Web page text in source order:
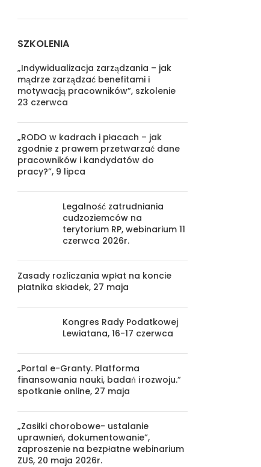
SZKOLENIA
„Indywidualizacja zarządzania – jak
mądrze zarządzać benefitami i
motywacją pracowników”, szkolenie
23 czerwca
„RODO w kadrach i płacach – jak
zgodnie z prawem przetwarzać dane
pracowników i kandydatów do
pracy?”, 9 lipca
Legalność zatrudniania
cudzoziemców na
terytorium RP, webinarium 11
czerwca 2026r.
Zasady rozliczania wpłat na koncie
płatnika składek, 27 maja
Kongres Rady Podatkowej
Lewiatana, 16-17 czerwca
„Portal e-Granty. Platforma
finansowania nauki, badań i rozwoju.”
spotkanie online, 27 maja
„Zasiłki chorobowe- ustalanie
uprawnień, dokumentowanie”,
zaproszenie na bezpłatne webinarium
ZUS, 20 maja 2026r.